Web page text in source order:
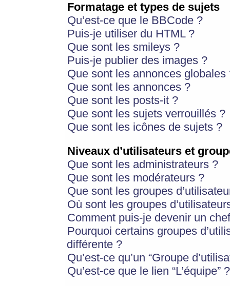
Formatage et types de sujets
Qu’est-ce que le BBCode ?
Puis-je utiliser du HTML ?
Que sont les smileys ?
Puis-je publier des images ?
Que sont les annonces globales
Que sont les annonces ?
Que sont les posts-it ?
Que sont les sujets verrouillés ?
Que sont les icônes de sujets ?
Niveaux d’utilisateurs et
Que sont les administrateurs ?
Que sont les modérateurs ?
Que sont les groupes
Où sont les groupes
Comment puis-je devenir un
Pourquoi certains groupes
différente ?
Qu’est-ce qu’un “Groupe
Qu’est-ce que le lien “L’équipe” ?